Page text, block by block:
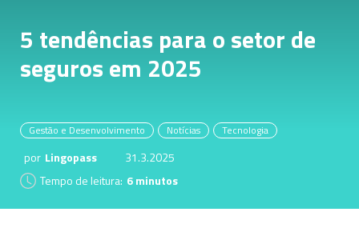
5 tendências para o setor de
seguros em 2025
Gestão e Desenvolvimento Notícias Tecnologia
por Lingopass
31.3.2025
Tempo de leitura: 6 minutos